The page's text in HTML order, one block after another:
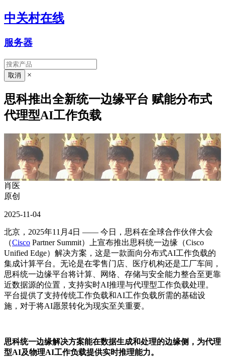
中关村在线
服务器
×
思科推出全新统一边缘平台 赋能分布式
代理型AI工作负载
肖医
原创
2025-11-04
北京，2025年11 月 4日 —— 今日，思科在全球合作伙伴大会
（Cisco Partner Summit）上宣布推出思科统一边缘 （Cisco
Unified Edge）解决方案，这是一款面向分布式AI工作负载的
集成计算平台。无论是在零售门店、医疗机构还是工厂车间，
思科统一边缘平台将计算、网络、存储与安全能力整合至更靠
近数据源的位置，支持实时AI推理与代理型工作负载处理。
平台提供了支持传统工作负载和AI工作负载所需的基础设
施，对于将AI愿景转化为现实至关重要。
思科统一边缘解决方案能在数据生成和处理的边缘侧，为代理
型AI及物理AI工作负载提供实时推理能力。